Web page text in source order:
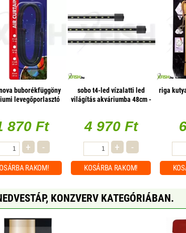
buborékfüggöny
levegőporlasztó
870 Ft
+ -
RAKOM!
sobo t4-led vízalatti led
világítás akváriumba 48cm -
4 970 Ft
+ -
KOSÁRBA RAKOM!
riga
KONZVERV KATEGÓRIÁBAN.